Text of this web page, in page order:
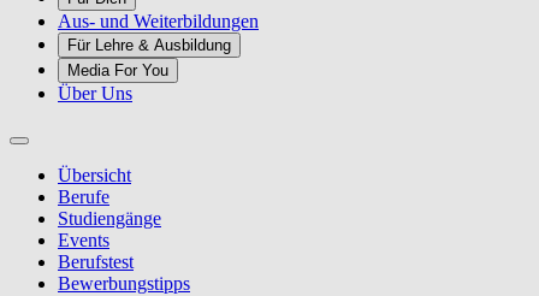
Aus- und Weiterbildungen
Für Lehre & Ausbildung
Media For You
Über Uns
Übersicht
Berufe
Studiengänge
Events
Berufstest
Bewerbungstipps